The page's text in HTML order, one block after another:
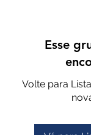
Esse
Volte para